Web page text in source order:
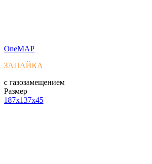
OneMAP
ЗАПАЙКА
с газозамещением
Размер
187x137x45